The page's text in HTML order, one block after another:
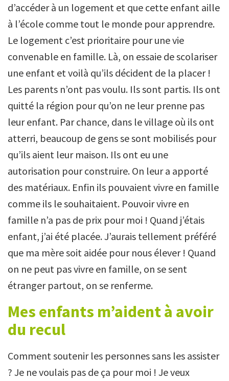
d’accéder à un logement et que cette enfant aille
à l’école comme tout le monde pour apprendre.
Le logement c’est prioritaire pour une vie
convenable en famille. Là, on essaie de scolariser
une enfant et voilà qu’ils décident de la placer !
Les parents n’ont pas voulu. Ils sont partis. Ils ont
quitté la région pour qu’on ne leur prenne pas
leur enfant. Par chance, dans le village où ils ont
atterri, beaucoup de gens se sont mobilisés pour
qu’ils aient leur maison. Ils ont eu une
autorisation pour construire. On leur a apporté
des matériaux. Enfin ils pouvaient vivre en famille
comme ils le souhaitaient. Pouvoir vivre en
famille n’a pas de prix pour moi ! Quand j’étais
enfant, j’ai été placée. J’aurais tellement préféré
que ma mère soit aidée pour nous élever ! Quand
on ne peut pas vivre en famille, on se sent
étranger partout, on se renferme.
Mes enfants m’aident à avoir
du recul
Comment soutenir les personnes sans les assister
? Je ne voulais pas de ça pour moi ! Je veux